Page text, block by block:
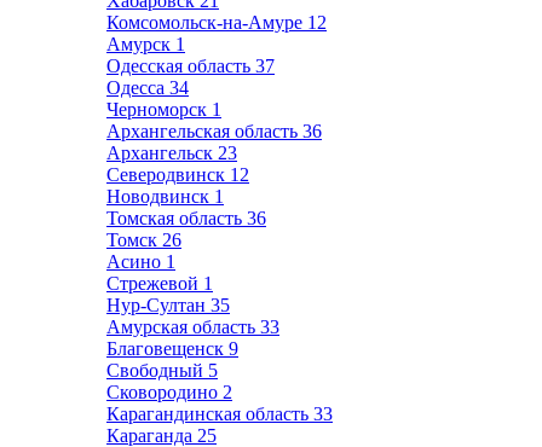
Комсомольск-на-Амуре 12
Амурск 1
Одесская область 37
Одесса 34
Черноморск 1
Архангельская область 36
Архангельск 23
Северодвинск 12
Новодвинск 1
Томская область 36
Томск 26
Асино 1
Стрежевой 1
Нур-Султан 35
Амурская область 33
Благовещенск 9
Свободный 5
Сковородино 2
Карагандинская область 33
Караганда 25